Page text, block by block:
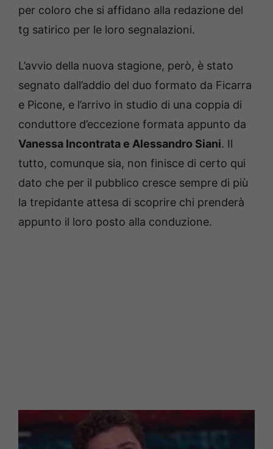
per coloro che si affidano alla redazione del
tg satirico per le loro segnalazioni.
L’avvio della nuova stagione, però, è stato
segnato dall’addio del duo formato da Ficarra
e Picone, e l’arrivo in studio di una coppia di
conduttore d’eccezione formata appunto da
Vanessa Incontrata e Alessandro Siani. Il
tutto, comunque sia, non finisce di certo qui
dato che per il pubblico cresce sempre di più
la trepidante attesa di scoprire chi prenderà
appunto il loro posto alla conduzione.